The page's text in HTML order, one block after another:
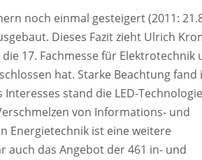
noch einmal gesteigert (2011:
Dieses Fazit zieht Ulrich
17. Fachmesse für Elektrotechnik
hat. Starke Beachtung fand
stand die LED-
von Informations- und
Energietechnik ist eine weitere
auch das Angebot der 461 in- und